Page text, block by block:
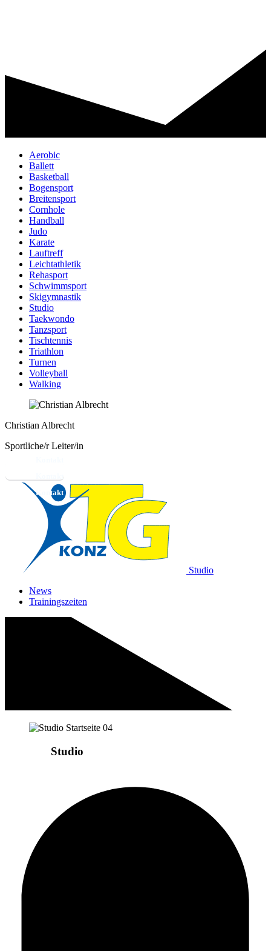
Aerobic
Ballett
Basketball
Bogensport
Breitensport
Cornhole
Handball
Judo
Karate
Lauftreff
Leichtathletik
Rehasport
Schwimmsport
Skigymnastik
Studio
Taekwondo
Tanzsport
Tischtennis
Triathlon
Turnen
Volleyball
Walking
Christian Albrecht
Sportliche/r Leiter/in
Studio
News
Trainingszeiten
Studio